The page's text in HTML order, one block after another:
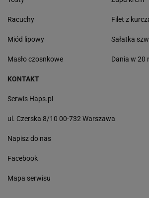
Racuchy
Miód lipowy
Masło czosnkowe
Filet z
Sałatka
Dania w 20
KONTAKT
Serwis Haps.pl
ul. Czerska 8/10 00-732 Warszawa
Napisz do nas
Facebook
Mapa serwisu